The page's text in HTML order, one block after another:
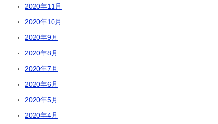
2020年11月
2020年10月
2020年9月
2020年8月
2020年7月
2020年6月
2020年5月
2020年4月